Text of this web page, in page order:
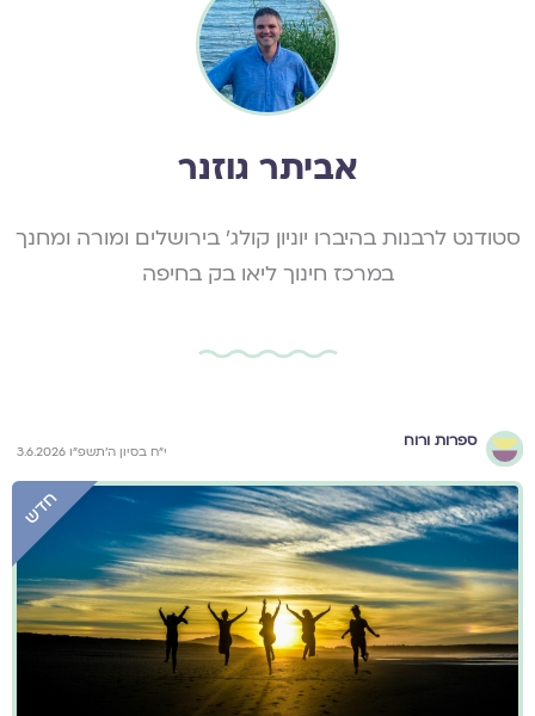
אביתר גוזנר
סטודנט לרבנות בהיברו יוניון קולג׳ בירושלים ומורה ומחנך
במרכז חינוך ליאו בק בחיפה
ספרות ורוח
י״ח בסיון ה׳תשפ״ו 3.6.2026